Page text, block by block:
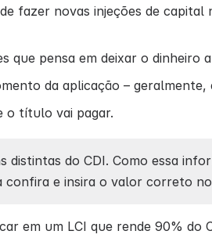
fazer novas injeções de capital
que pensa em deixar o dinheiro
da aplicação – geralmente,
o título vai pagar.
distintas do CDI. Como essa
confira e insira o valor correto
em um LCI que rende 90% do